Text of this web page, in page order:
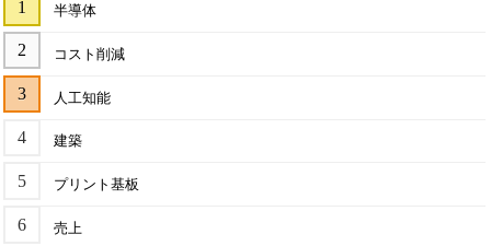
半導体
コスト削減
人工知能
建築
プリント基板
売上